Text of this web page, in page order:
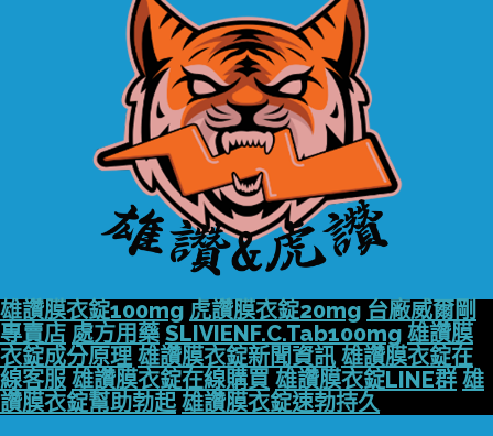
雄讚膜衣錠100mg 虎讚膜衣錠20mg 台廠威爾剛
專賣店 處方用藥 SLIVIENF.C.Tab100mg 雄讚膜
衣錠成分原理 雄讚膜衣錠新聞資訊 雄讚膜衣錠在
線客服 雄讚膜衣錠在線購買 雄讚膜衣錠LINE群 雄
讚膜衣錠幫助勃起 雄讚膜衣錠速勃持久